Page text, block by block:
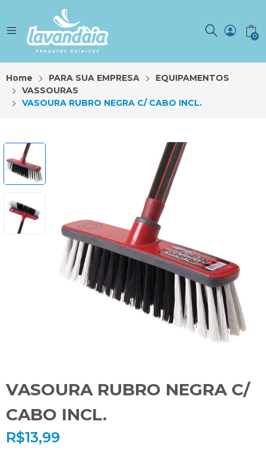
0
Home PARA SUA EMPRESA
EQUIPAMENTOS
VASSOURAS
VASOURA RUBRO NEGRA C/ CABO INCL.
VASOURA RUBRO NEGRA C/
CABO INCL.
R$13,99